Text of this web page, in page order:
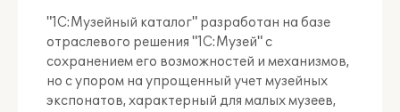
"1С:Музейный каталог" разработан на базе
отраслевого решения "1С:Музей" с
сохранением его возможностей и механизмов,
но с упором на упрощенный учет музейных
экспонатов, характерный для малых музеев,